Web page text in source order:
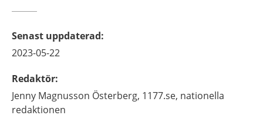
Senast uppdaterad:
2023-05-22
Redaktör:
Jenny Magnusson Österberg, 1177.se, nationella
redaktionen